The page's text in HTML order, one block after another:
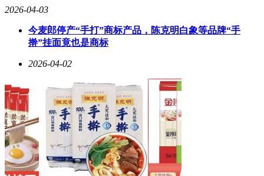
资本旗下公司正挂牌转让丝芭传媒15.54%股权，转让底价1.21
据显示，2025年前10个月，公司营收3.54亿元，净亏损3899.3
万元。
从偶像经济标杆到深陷合约泥潭，丝芭传媒的案例折射出行业
生态的变迁。随着粉丝经济红利消退，传统养成模式面临挑
战，而艺人与公司的利益博弈，正成为文娱产业无法回避的课
题。
2026-04-03
今麦郎停产“手打”商标产品，陈克明白象等品牌“手
擀”挂面竟也是商标
2026-04-02